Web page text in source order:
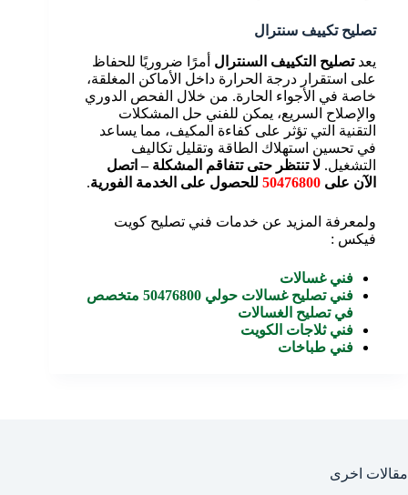
تصليح تكييف سنترال
يعدتصليح التكييف السنترال أمرًا ضروريًا للحفاظ
على استقرار درجة الحرارة داخل الأماكن المغلقة،
خاصة في الأجواء الحارة. من خلال الفحص الدوري
والإصلاح السريع، يمكن للفني حل المشكلات
التقنية التي تؤثر على كفاءة المكيف، مما يساعد
في تحسين استهلاك الطاقة وتقليل تكاليف
التشغيل. لا تنتظر حتى تتفاقم المشكلة – اتصل
الآن على 50476800 للحصول على الخدمة الفورية.
ولمعرفة المزيد عن خدمات فني تصليح كويت
فيكس :
فني غسالات
فني تصليح غسالات حولي 50476800 متخصص
في تصليح الغسالات
فني ثلاجات الكويت
فني طباخات
مقالات اخرى